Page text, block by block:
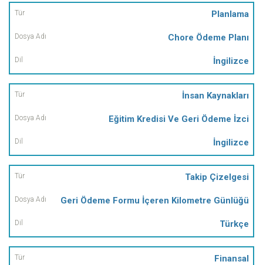
Planlama
Chore Ödeme Planı
İngilizce
İnsan Kaynakları
Eğitim Kredisi Ve Geri Ödeme İzci
İngilizce
Takip Çizelgesi
Geri Ödeme Formu İçeren Kilometre Günlüğü
Türkçe
Finansal